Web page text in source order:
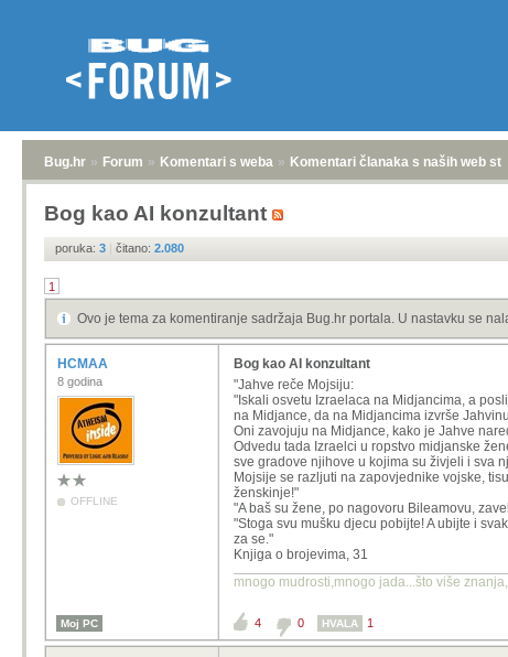
Bug.hr » Forum » Komentari s weba » Komentari članaka s naših web
Bog kao AI konzultant
poruka: 3 | čitano: 2.080
1
Ovo je tema za komentiranje sadržaja Bug.hr portala. U nastavku se
HCMAA
8 godina
OFFLINE
Bog kao AI konzultant
"Jahve reče Mojsiju:
"Iskali osvetu Izraelaca na Midjancima, a
na Midjance, da na Midjancima izvrše
Oni zavojuju na Midjance, kako je Jahve
Odvedu tada Izraelci u ropstvo midjanske
sve gradove njihove u kojima su živjeli i sva
Mojsije se razljuti na zapovjednike vojske,
ženskinje!"
"A baš su žene, po nagovoru Bileamovu,
"Stoga svu mušku djecu pobijte! A ubijte i
za se."
Knjiga o brojevima, 31
mnogo mudrosti,mnogo jada...što više
Moj PC 4 0 HVALA 1